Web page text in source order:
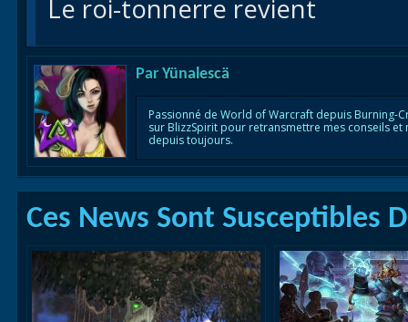
Le roi-tonnerre revient
Par Yünalescä
Passionné de World of Warcraft depuis Burning-
sur BlizzSpirit pour retransmettre mes conseils
depuis toujours.
Ces News Sont Susceptibles